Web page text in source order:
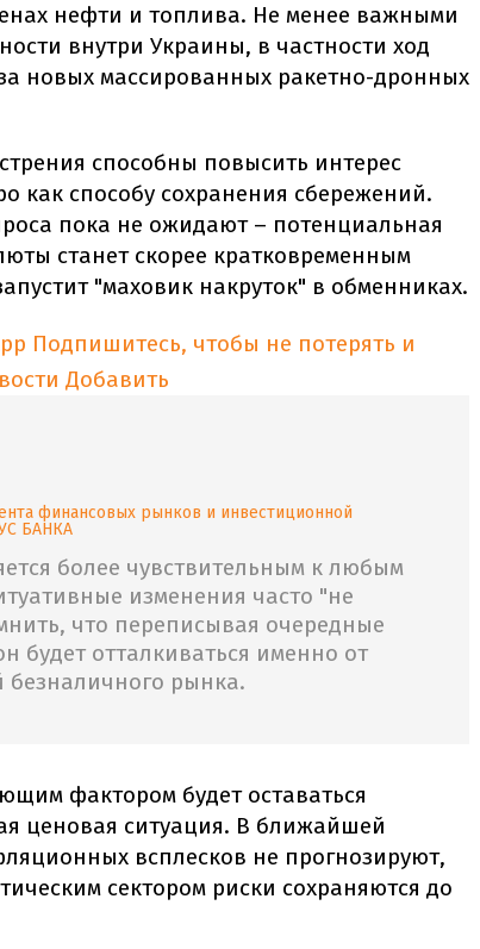
нефти и топлива. Не менее важными
внутри Украины, в частности ход
новых массированных ракетно-дронных
способны повысить интерес
как способу сохранения сбережений.
пока не ожидают – потенциальная
станет скорее кратковременным
"маховик накруток" в обменниках.
Подпишитесь, чтобы не потерять и
Добавить
финансовых рынков и инвестиционной
БАНКА
более чувствительным к любым
изменения часто "не
что переписывая очередные
будет отталкиваться именно от
безналичного рынка.
фактором будет оставаться
ценовая ситуация. В ближайшей
всплесков не прогнозируют,
сектором риски сохраняются до